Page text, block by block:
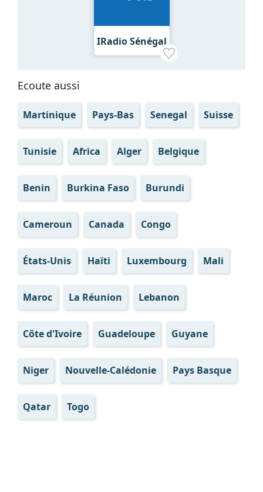
IRadio Sénégal
Ecoute aussi
Martinique Pays-Bas Senegal Suisse
Tunisie Africa Alger Belgique
Benin Burkina Faso Burundi
Cameroun Canada Congo
États-Unis Haïti Luxembourg Mali
Maroc La Réunion Lebanon
Côte d'Ivoire Guadeloupe Guyane
Niger Nouvelle-Calédonie Pays Basque
Qatar Togo